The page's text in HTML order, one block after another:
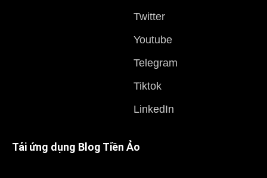
Twitter
Youtube
Telegram
Tiktok
LinkedIn
Tải ứng dụng Blog Tiền Ảo